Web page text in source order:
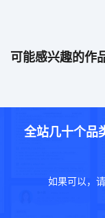
可能感兴趣的作
全站几十个品
如果可以，